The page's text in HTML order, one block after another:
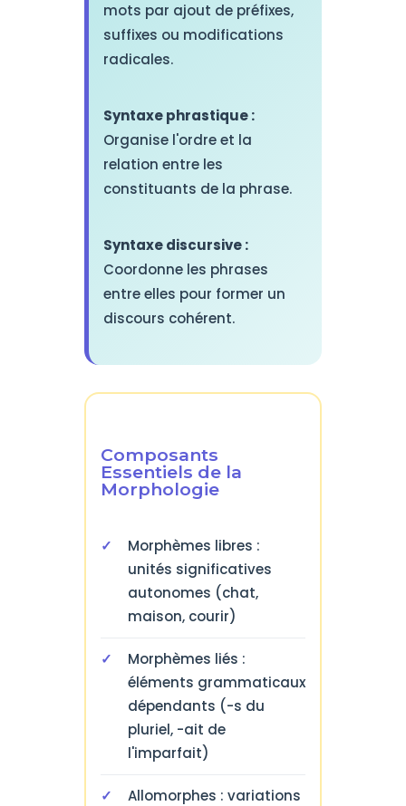
mots par ajout de préfixes,
suffixes ou modifications
radicales.
Syntaxe phrastique :
Organise l'ordre et la
relation entre les
constituants de la phrase.
Syntaxe discursive :
Coordonne les phrases
entre elles pour former un
discours cohérent.
Composants
Essentiels de la
Morphologie
Morphèmes libres :
unités significatives
autonomes (chat,
maison, courir)
Morphèmes liés :
éléments grammaticaux
dépendants (-s du
pluriel, -ait de
l'imparfait)
Allomorphes : variations